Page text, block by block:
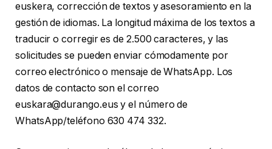
euskera, corrección de textos y asesoramiento en la
gestión de idiomas. La longitud máxima de los textos a
traducir o corregir es de 2.500 caracteres, y las
solicitudes se pueden enviar cómodamente por
correo electrónico o mensaje de WhatsApp. Los
datos de contacto son el correo
euskara@durango.eus y el número de
WhatsApp/teléfono 630 474 332.